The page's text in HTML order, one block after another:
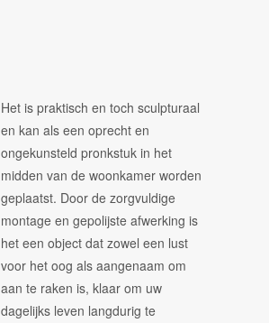
Het is praktisch en toch sculpturaal
en kan als een oprecht en
ongekunsteld pronkstuk in het
midden van de woonkamer worden
geplaatst. Door de zorgvuldige
montage en gepolijste afwerking is
het een object dat zowel een lust
voor het oog als aangenaam om
aan te raken is, klaar om uw
dagelijks leven langdurig te